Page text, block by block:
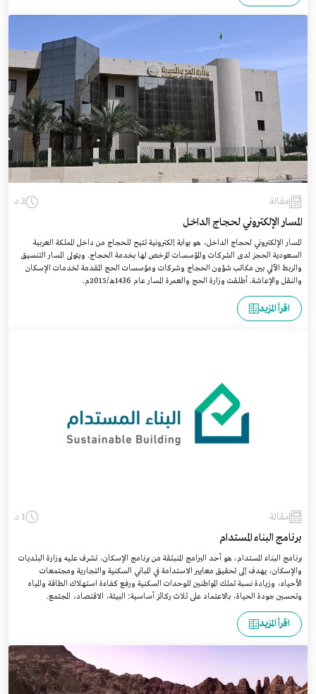
مقالة 2 د
المسار الإلكتروني لحجاج الداخل
المسار الإلكتروني لحجاج الداخل، هو بوابة إلكترونية تتيح للحجاج من داخل المملكة العربية
السعودية الحجز لدى الشركات والمؤسسات المرخص لها بخدمة الحجاج. ويتولى المسار التنسيق
والربط الآلي بين مكاتب شؤون الحجاج وشركات ومؤسسات الحج المقدمة لخدمات الإسكان
والنقل والإعاشة. أطلقت وزارة الحج والعمرة المسار عام 1436هـ/2015م.
اقرأ المزيد
مقالة 1 د
برنامج البناء المستدام
برنامج البناء المستدام، هو أحد البرامج المنبثقة من برنامج الإسكان، تشرف عليه وزارة البلديات
والإسكان، يهدف إلى تحقيق معايير الاستدامة في المباني السكنية والتجارية ومجتمعات
الأحياء، وزيادة نسبة تملك المواطنين للوحدات السكنية ورفع كفاءة استهلاك الطاقة والمياه
وتحسين جودة الحياة، بالاعتماد على ثلاث ركائز أساسية: البيئة، الاقتصاد، المجتمع.
اقرأ المزيد